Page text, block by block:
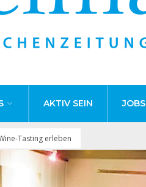
AKTIV SEIN
Tasting erleben